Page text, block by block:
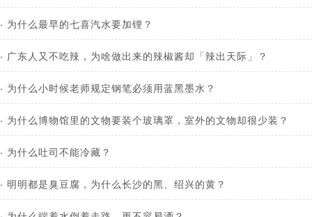
· 为什么最早的七喜汽水要加锂？
· 广东人又不吃辣，为啥做出来的辣椒酱却「辣出天际」？
· 为什么小时候老师规定钢笔必须用蓝黑墨水？
· 为什么博物馆里的文物要装个玻璃罩，室外的文物却很少装？
· 为什么吐司不能冷藏？
· 明明都是臭豆腐，为什么长沙的黑、绍兴的黄？